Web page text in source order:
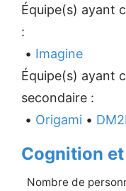
Équipe(s) ayant
:
• Imagine
Équipe(s) ayant
secondaire :
• Origami •
Cognition
Nombre de